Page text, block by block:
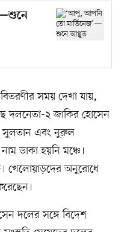
সময় দেখা যায়,
দলনেতা-২ জাকির হোসেন
সুলতান এবং নুরুল
ডাকা হয়নি মঞ্চে।
খেলোয়াড়দের অনুরোধে
দলের সঙ্গে বিদেশ